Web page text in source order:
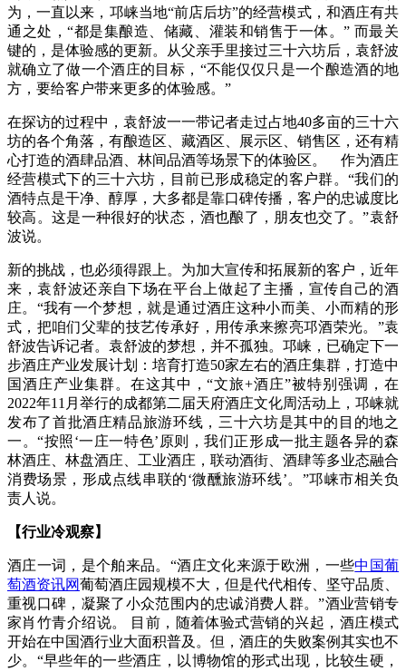
为，一直以来，邛崃当地“前店后坊”的经营模式，和酒庄有共
通之处，“都是集酿造、储藏、灌装和销售于一体。” 而最关
键的，是体验感的更新。从父亲手里接过三十六坊后，袁舒波
就确立了做一个酒庄的目标，“不能仅仅只是一个酿造酒的地
方，要给客户带来更多的体验感。”
在探访的过程中，袁舒波一一带记者走过占地40多亩的三十六
坊的各个角落，有酿造区、藏酒区、展示区、销售区，还有精
心打造的酒肆品酒、林间品酒等场景下的体验区。 作为酒庄
经营模式下的三十六坊，目前已形成稳定的客户群。“我们的
酒特点是干净、醇厚，大多都是靠口碑传播，客户的忠诚度比
较高。这是一种很好的状态，酒也酿了，朋友也交了。”袁舒
波说。
新的挑战，也必须得跟上。为加大宣传和拓展新的客户，近年
来，袁舒波还亲自下场在平台上做起了主播，宣传自己的酒
庄。“我有一个梦想，就是通过酒庄这种小而美、小而精的形
式，把咱们父辈的技艺传承好，用传承来擦亮邛酒荣光。”袁
舒波告诉记者。袁舒波的梦想，并不孤独。邛崃，已确定下一
步酒庄产业发展计划：培育打造50家左右的酒庄集群，打造中
国酒庄产业集群。在这其中，“文旅+酒庄”被特别强调，在
2022年11月举行的成都第二届天府酒庄文化周活动上，邛崃就
发布了首批酒庄精品旅游环线，三十六坊是其中的目的地之
一。“按照‘一庄一特色’原则，我们正形成一批主题各异的森
林酒庄、林盘酒庄、工业酒庄，联动酒街、酒肆等多业态融合
消费场景，形成点线串联的‘微醺旅游环线’。”邛崃市相关负
责人说。
【行业冷观察】
酒庄一词，是个舶来品。“酒庄文化来源于欧洲，一些中国葡
萄酒资讯网葡萄酒庄园规模不大，但是代代相传、坚守品质、
重视口碑，凝聚了小众范围内的忠诚消费人群。”酒业营销专
家肖竹青介绍说。 目前，随着体验式营销的兴起，酒庄模式
开始在中国酒行业大面积普及。但，酒庄的失败案例其实也不
少。“早些年的一些酒庄，以博物馆的形式出现，比较生硬，